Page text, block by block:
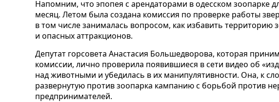
Напомним, что эпопея с арендаторами в одесском зоопарке
месяц. Летом была создана комиссия по проверке работы
в том числе занималась вопросом, как избавить территорию
и опасных аттракционов.
Депутат горсовета Анастасия Большедворова, которая
комиссии, лично проверила появившиеся в сети видео об
над животными и убедилась в их манипулятивности. Она, к
развернутую против зоопарка кампанию с борьбой против
предпринимателей.